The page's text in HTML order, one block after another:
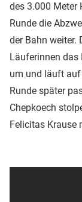
des 3.000 Meter
Runde die
der Bahn weiter.
Läuferinnen das
um und läuft auf
Runde später
Chepkoech
Felicitas Krause